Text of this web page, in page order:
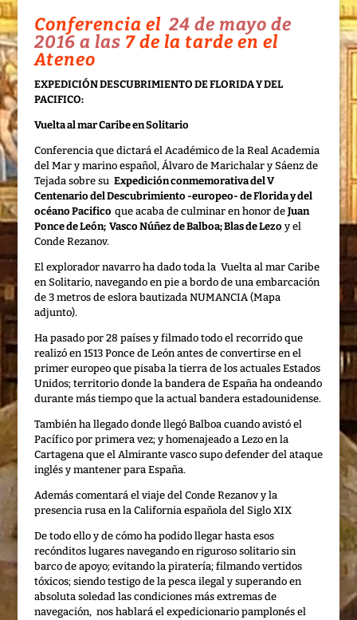
Conferencia el 24 de mayo de
2016 a las 7 de la tarde en el
Ateneo
EXPEDICIÓN DESCUBRIMIENTO DE FLORIDA Y DEL
PACIFICO:
Vuelta al mar Caribe en Solitario
Conferencia que dictará el Académico de la Real Academia
del Mar y marino español, Álvaro de Marichalar y Sáenz de
Tejada sobre su Expedición conmemorativa del V
Centenario del Descubrimiento -europeo- de Florida y del
océano Pacifico que acaba de culminar en honor de Juan
Ponce de León; Vasco Núñez de Balboa; Blas de Lezo y el
Conde Rezanov.
El explorador navarro ha dado toda la Vuelta al mar Caribe
en Solitario, navegando en pie a bordo de una embarcación
de 3 metros de eslora bautizada NUMANCIA (Mapa
adjunto).
Ha pasado por 28 países y filmado todo el recorrido que
realizó en 1513 Ponce de León antes de convertirse en el
primer europeo que pisaba la tierra de los actuales Estados
Unidos; territorio donde la bandera de España ha ondeando
durante más tiempo que la actual bandera estadounidense.
También ha llegado donde llegó Balboa cuando avistó el
Pacífico por primera vez; y homenajeado a Lezo en la
Cartagena que el Almirante vasco supo defender del ataque
inglés y mantener para España.
Además comentará el viaje del Conde Rezanov y la
presencia rusa en la California española del Siglo XIX
De todo ello y de cómo ha podido llegar hasta esos
recónditos lugares navegando en riguroso solitario sin
barco de apoyo; evitando la piratería; filmando vertidos
tóxicos; siendo testigo de la pesca ilegal y superando en
absoluta soledad las condiciones más extremas de
navegación, nos hablará el expedicionario pamplonés el